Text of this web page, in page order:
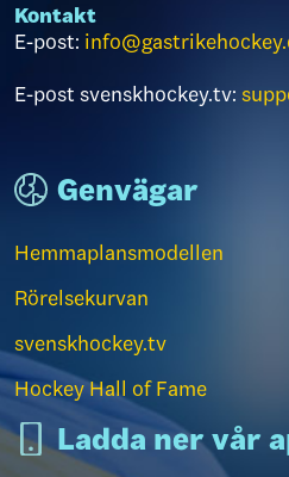
Kontakt
E-post:
E-post svenskhockey.tv:
Genvägar
Hemmaplansmodellen
Rörelsekurvan
svenskhockey.tv
Hockey Hall of Fame
Ladda ner vår